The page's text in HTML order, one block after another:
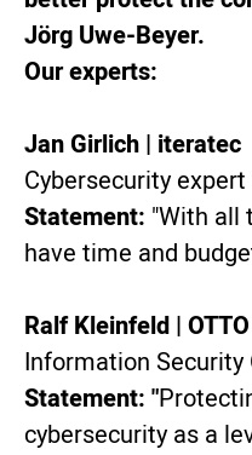
Jörg Uwe-Beyer.
Our experts:
Jan Girlich | iteratec
Cybersecurity
Statement: "With all
have time and
Ralf Kleinfeld | OTTO
Information Security
Statement: "
cybersecurity as a